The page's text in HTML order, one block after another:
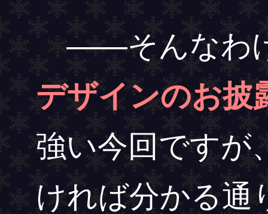
――そんなわけ
デザインのお披
強い今回ですが
ければ分かる通